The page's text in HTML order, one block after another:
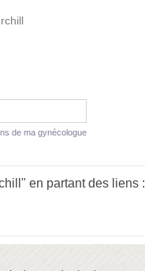
de ma gynécologue
en partant des liens :